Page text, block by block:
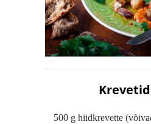
500 g hiidkrevette